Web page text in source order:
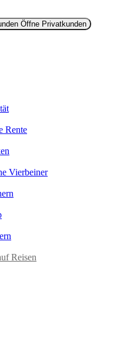
Öffne Privatkunden
Rente
Vierbeiner
Reisen